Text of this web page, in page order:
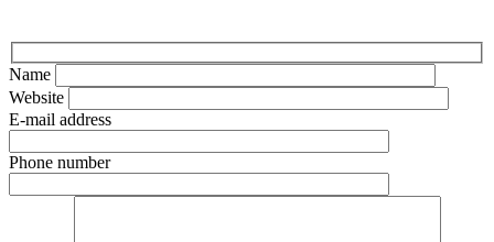
Name
Website
E-mail address
Phone number